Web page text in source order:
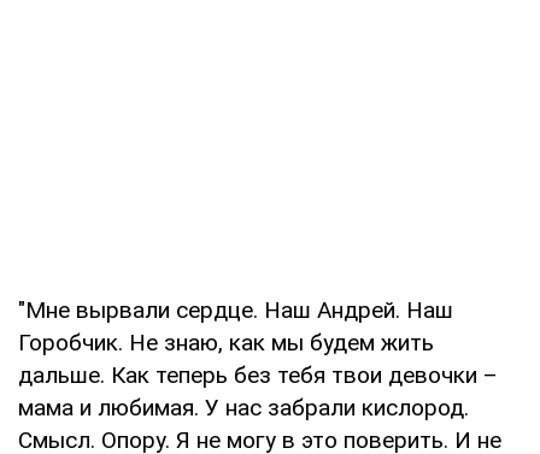
"Мне вырвали сердце. Наш Андрей. Наш
Горобчик. Не знаю, как мы будем жить
дальше. Как теперь без тебя твои девочки –
мама и любимая. У нас забрали кислород.
Смысл. Опору. Я не могу в это поверить. И не